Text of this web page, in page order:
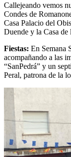
Callejeando vemos
Condes de
Casa Palacio del
Duende y la Casa
Fiestas: En Semana
acompañando a las
“SanPedrá” y un
Peral, patrona de la